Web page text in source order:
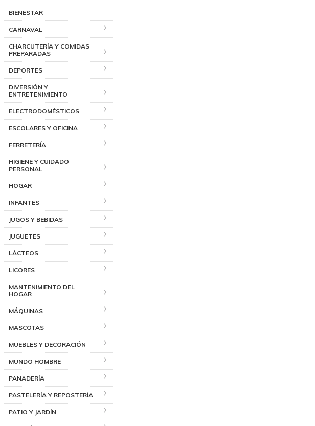
BIENESTAR
CARNAVAL
CHARCUTERÍA Y COMIDAS
PREPARADAS
DEPORTES
DIVERSIÓN Y
ENTRETENIMIENTO
ELECTRODOMÉSTICOS
ESCOLARES Y OFICINA
FERRETERÍA
HIGIENE Y CUIDADO
PERSONAL
HOGAR
INFANTES
JUGOS Y BEBIDAS
JUGUETES
LÁCTEOS
LICORES
MANTENIMIENTO DEL
HOGAR
MÁQUINAS
MASCOTAS
MUEBLES Y DECORACIÓN
MUNDO HOMBRE
PANADERÍA
PASTELERÍA Y REPOSTERÍA
PATIO Y JARDÍN